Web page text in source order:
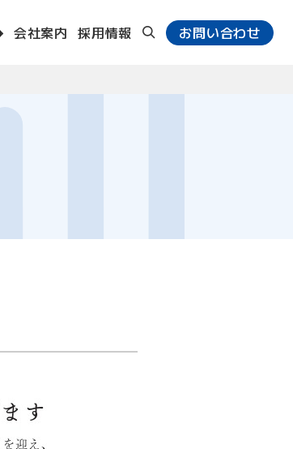
会社案内 採用情報 お問い合わせ